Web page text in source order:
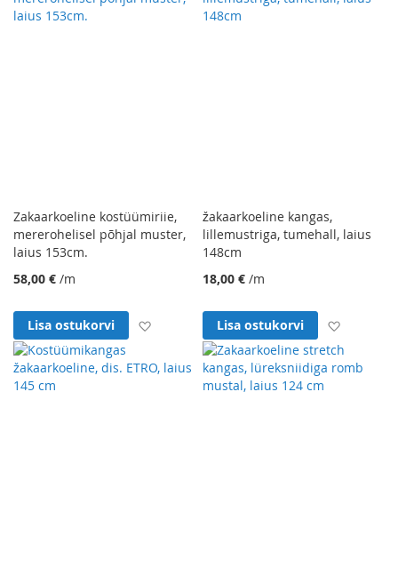
Zakaarkoeline kostüümiriie,
mererohelisel põhjal muster,
laius 153cm.
58,00 € /m
Lisa ostukorvi Lisa soovinimekirja
žakaarkoeline kangas,
lillemustriga, tumehall, laius
148cm
18,00 € /m
Lisa ostukorvi